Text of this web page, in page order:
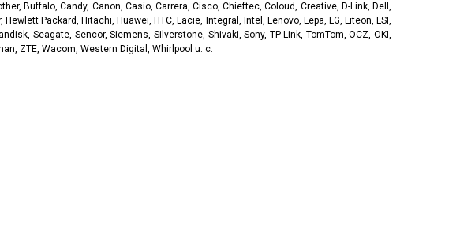
Buffalo, Candy, Canon, Casio, Carrera, Cisco, Chieftec, Coloud, Creative, D-Link, Dell,
Packard, Hitachi, Huawei, HTC, Lacie, Integral, Intel, Lenovo, Lepa, LG, Liteon, LSI,
Seagate, Sencor, Siemens, Silverstone, Shivaki, Sony, TP-Link, TomTom, OCZ, OKI,
ZTE, Wacom, Western Digital, Whirlpool u. c.